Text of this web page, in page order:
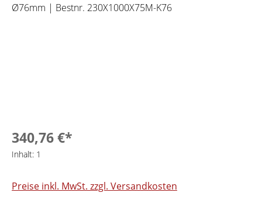
340,76 €*
Inhalt: 1
Preise inkl. MwSt. zzgl. Versandkosten